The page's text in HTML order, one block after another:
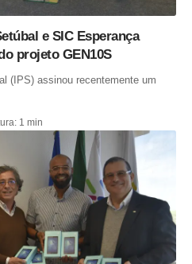
e SIC Esperança
projeto GEN10S
(IPS) assinou recentemente um
1 min